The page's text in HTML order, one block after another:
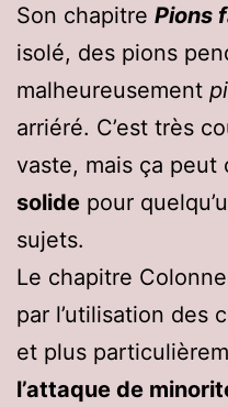
Son chapitre Pions
isolé, des pions
malheureusement
arriéré. C’est très
vaste, mais ça peut
solide pour
sujets.
Le chapitre
par l’utilisation des
et plus
l’attaque de